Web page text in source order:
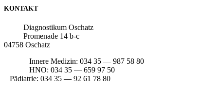
KONTAKT
Diagnostikum Oschatz
Promenade 14 b-c
04758 Oschatz
Innere Medizin: 034 35 — 987 58 80
HNO: 034 35 — 659 97 50
Pädiatrie: 034 35 — 92 61 78 80